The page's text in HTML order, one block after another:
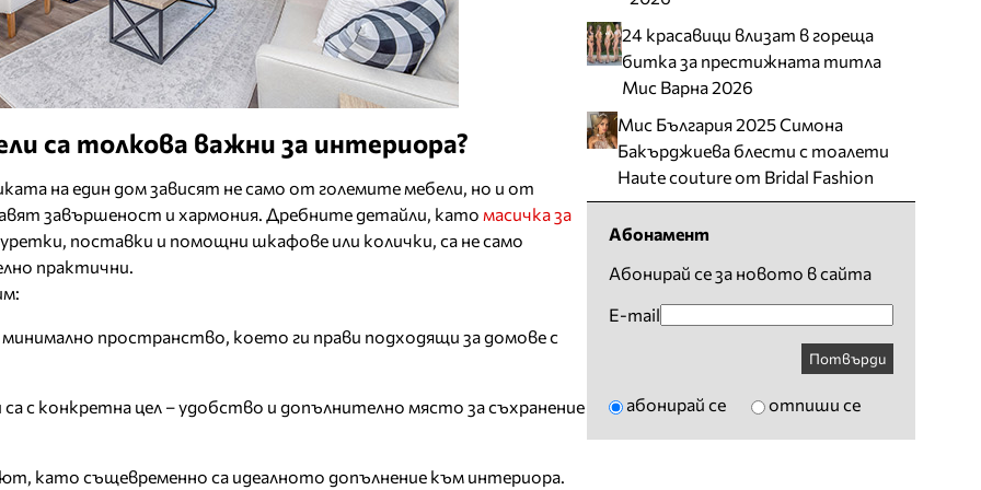
са толкова важни за интериора?
на един дом зависят не само от големите мебели, но и от
завършеност и хармония. Дребните детайли, като масичка за
поставки и помощни шкафове или колички, са не само
практични.
пространство, което ги прави подходящи за домове с
са с конкретна цел – удобство и допълнително място за съхранение
като същевременно са идеалното допълнение към интериора.
24 красавици влизат в гореща
битка за престижната титла
Мис Варна 2026
Мис България 2025 Симона
Бакърджиева блести с тоалети
Haute couture от Bridal Fashion
Абонамент
Абонирай се за новото в сайта
E-mail
Потвърди
абонирай се отпиши се